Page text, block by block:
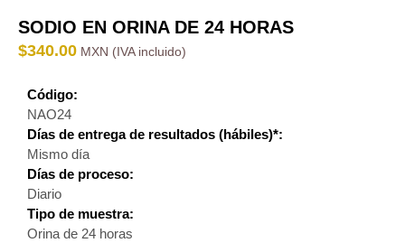
SODIO EN ORINA DE 24 HORAS
$340.00
Código:
NAO24
Días de entrega de resultados (hábiles)*:
Mismo día
Días de proceso:
Diario
Tipo de muestra:
Orina de 24 horas